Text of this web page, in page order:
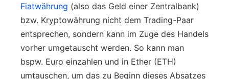
Fiatwährung (also das Geld einer Zentralbank)
bzw. Kryptowährung nicht dem Trading-Paar
entsprechen, sondern kann im Zuge des Handels
vorher umgetauscht werden. So kann man
bspw. Euro einzahlen und in Ether (ETH)
umtauschen, um das zu Beginn dieses Absatzes